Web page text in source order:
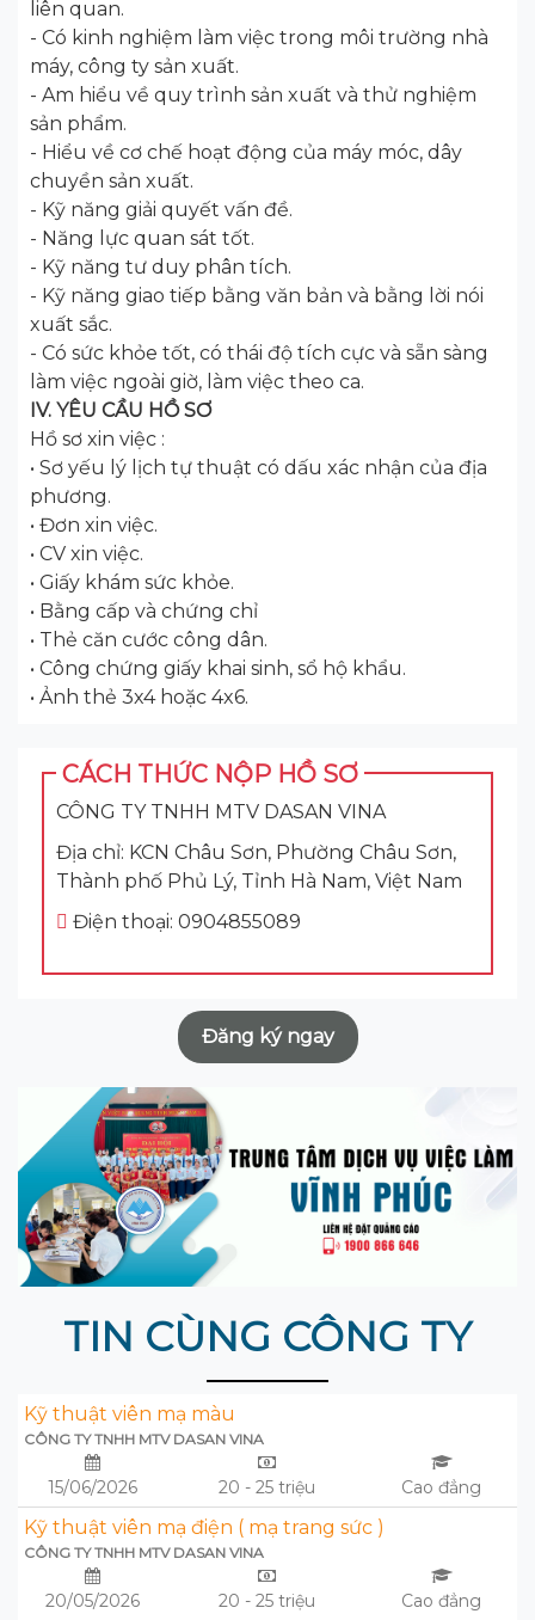
liên quan.
- Có kinh nghiệm làm việc trong môi trường nhà
máy, công ty sản xuất.
- Am hiểu về quy trình sản xuất và thử nghiệm
sản phẩm.
- Hiểu về cơ chế hoạt động của máy móc, dây
chuyền sản xuất.
- Kỹ năng giải quyết vấn đề.
- Năng lực quan sát tốt.
- Kỹ năng tư duy phân tích.
- Kỹ năng giao tiếp bằng văn bản và bằng lời nói
xuất sắc.
- Có sức khỏe tốt, có thái độ tích cực và sẵn sàng
làm việc ngoài giờ, làm việc theo ca.
IV. YÊU CẦU HỒ SƠ
Hồ sơ xin việc :
• Sơ yếu lý lịch tự thuật có dấu xác nhận của địa
phương.
• Đơn xin việc.
• CV xin việc.
• Giấy khám sức khỏe.
• Bằng cấp và chứng chỉ
• Thẻ căn cước công dân.
• Công chứng giấy khai sinh, sổ hộ khẩu.
• Ảnh thẻ 3x4 hoặc 4x6.
CÁCH THỨC NỘP HỒ SƠ
CÔNG TY TNHH MTV DASAN VINA
Địa chỉ: KCN Châu Sơn, Phường Châu Sơn,
Thành phố Phủ Lý, Tỉnh Hà Nam, Việt Nam
Điện thoại: 0904855089
Đăng ký ngay
TIN CÙNG CÔNG TY
Kỹ thuật viên mạ màu
CÔNG TY TNHH MTV DASAN VINA
15/06/2026 20 - 25 triệu Cao đẳng
Kỹ thuật viên mạ điện ( mạ trang sức )
CÔNG TY TNHH MTV DASAN VINA
20/05/2026 20 - 25 triệu Cao đẳng